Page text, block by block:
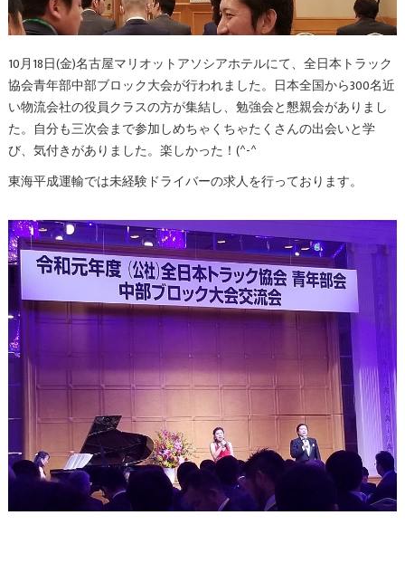
10月18日(金)名古屋マリオットアソシアホテルにて、全日本トラック
協会青年部中部ブロック大会が行われました。日本全国から300名近
い物流会社の役員クラスの方が集結し、勉強会と懇親会がありまし
た。自分も三次会まで参加しめちゃくちゃたくさんの出会いと学
び、気付きがありました。楽しかった！(^-^ゞ
東海平成運輸では未経験ドライバーの求人を行っております。